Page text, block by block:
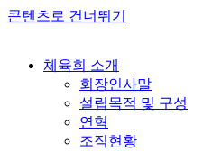
콘텐츠로 건너뛰기
체육회 소개
회장인사말
설립목적 및 구성
연혁
조직현황